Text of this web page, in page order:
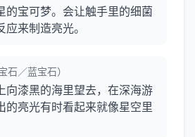
的宝可梦。会让触手里的细菌
来制造亮光。
石／蓝宝石）
向漆黑的海里望去，在深海游
的亮光有时看起来就像星空里